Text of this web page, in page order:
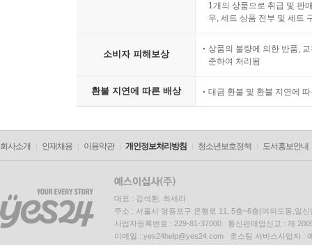
1개의 상품으로 취급 및 판
우, 세트 상품 전부 및 세트
소비자 피해보상
상품의 불량에 의한 반품,
준하여 처리됨
환불 지연에 따른 배상 대금 환불 및 환불 지연에
회사소개 인재채용 이용약관 개인정보처리방침 청소년보호정책 도서홍보안내
대표 : 김석환, 최세라
주소 : 서울시 영등포구 은행로 11, 5층~6층(여의도동,일신
사업자등록번호 : 229-81-37000 통신판매업신고 : 제
이메일 : yes24help@yes24.com 호스팅 서비스사업자 :